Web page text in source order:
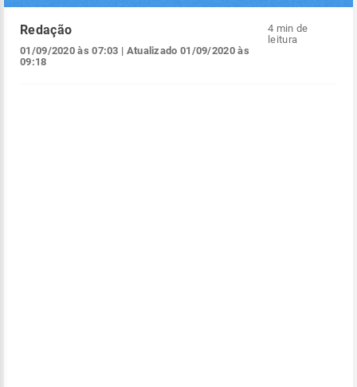
Redação
01/09/2020 às 07:03 | Atualizado 01/09/2020 às
09:18
4 min de
leitura